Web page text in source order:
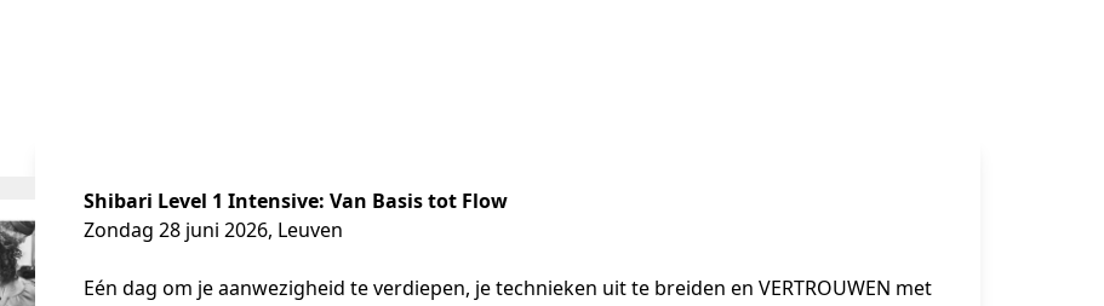
Shibari Level 1 Intensive: Van Basis tot Flow
Zondag 28 juni 2026, Leuven
Eén dag om je aanwezigheid te verdiepen, je technieken uit te breiden en VERTROUWEN met